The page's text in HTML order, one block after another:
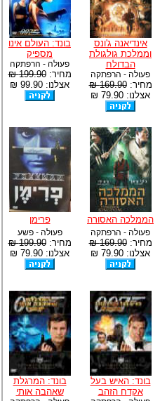
אינדיאנה ג'ונס
וממלכת גולגולת
הבדולח
פעולה - הרפתקה
מחיר:169.90 ₪
אצלנו: 79.90 ₪
בונד: העולם אינו
מספיק
פעולה - הרפתקה
מחיר:199.90 ₪
אצלנו: 99.90 ₪
הממלכה האסורה
פעולה - הרפתקה
מחיר:169.90 ₪
אצלנו: 79.90 ₪
פרימן
פעולה - פשע
מחיר:199.90 ₪
אצלנו: 79.90 ₪
בונד: האיש בעל
אקדח הזהב
בונד: המרגלת
שאהבה אותי